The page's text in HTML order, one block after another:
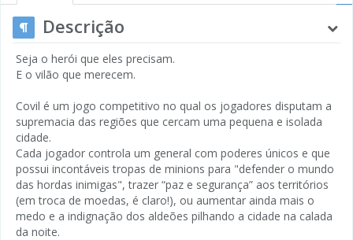
Descrição
Seja o herói que eles precisam.
E o vilão que merecem.
Covil é um jogo competitivo no qual os jogadores disputam a
supremacia das regiões que cercam uma pequena e isolada
cidade.
Cada jogador controla um general com poderes únicos e que
possui incontáveis tropas de minions para "defender o mundo
das hordas inimigas", trazer “paz e segurança” aos territórios
(em troca de moedas, é claro!), ou aumentar ainda mais o
medo e a indignação dos aldeões pilhando a cidade na calada
da noite.